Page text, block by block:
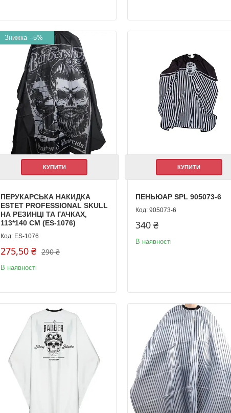
–5%
КУПИТИ
ПЕРУКАРСЬКА НАКИДКА
ESTET PROFESSIONAL SKULL
НА РЕЗИНЦІ ТА ГАЧКАХ,
113*140 СМ (ES-1076)
ES-1076
290 ₴
275,50 ₴
В наявності
КУПИТИ
ПЕНЬЮАР SPL 905073-6
905073-6
340 ₴
В наявності